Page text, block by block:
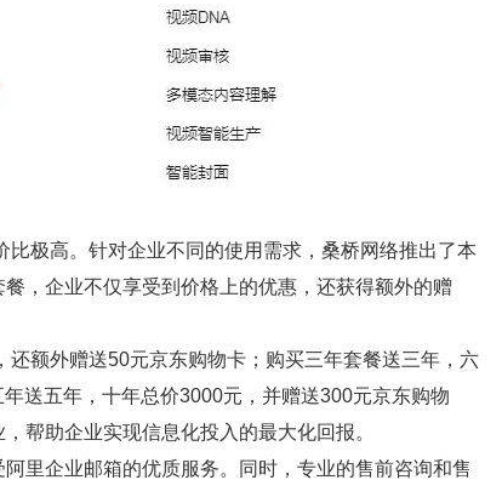
极高。针对企业不同的使用需求，桑桥网络推出了本
，企业不仅享受到价格上的优惠，还获得额外的赠
额外赠送50元京东购物卡；购买三年套餐送三年，六
送五年，十年总价3000元，并赠送300元京东购物
帮助企业实现信息化投入的最大化回报。
里企业邮箱的优质服务。同时，专业的售前咨询和售